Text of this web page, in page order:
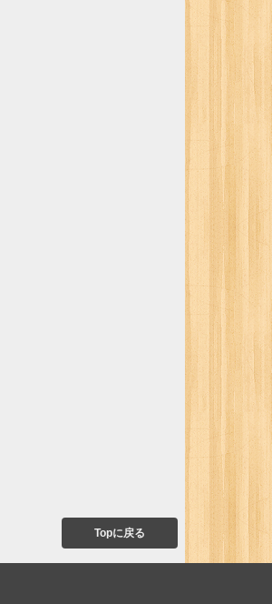
Topに戻る